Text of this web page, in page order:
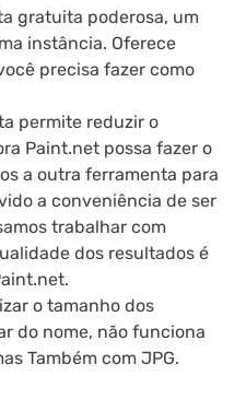
gratuita poderosa, um
instância. Oferece
precisa fazer como
permite reduzir o
Paint.net possa fazer o
a outra ferramenta para
a conveniência de ser
trabalhar com
dos resultados é
o tamanho dos
do nome, não funciona
Também com JPG.